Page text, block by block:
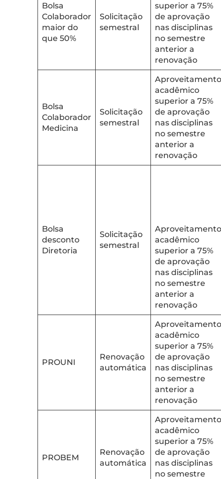
Bolsa
Colaborador
maior do
que 50%
Solicitação
semestral
superior a 75%
de aprovação
nas disciplinas
no semestre
anterior a
renovação
Bolsa
Colaborador
Medicina
Solicitação
semestral
Aproveitamento
acadêmico
superior a 75%
de aprovação
nas disciplinas
no semestre
anterior a
renovação
Bolsa
desconto
Diretoria
Solicitação
semestral
Aproveitamento
acadêmico
superior a 75%
de aprovação
nas disciplinas
no semestre
anterior a
renovação
PROUNI
Renovação
automática
Aproveitamento
acadêmico
superior a 75%
de aprovação
nas disciplinas
no semestre
anterior a
renovação
PROBEM
Renovação
automática
Aproveitamento
acadêmico
superior a 75%
de aprovação
nas disciplinas
no semestre